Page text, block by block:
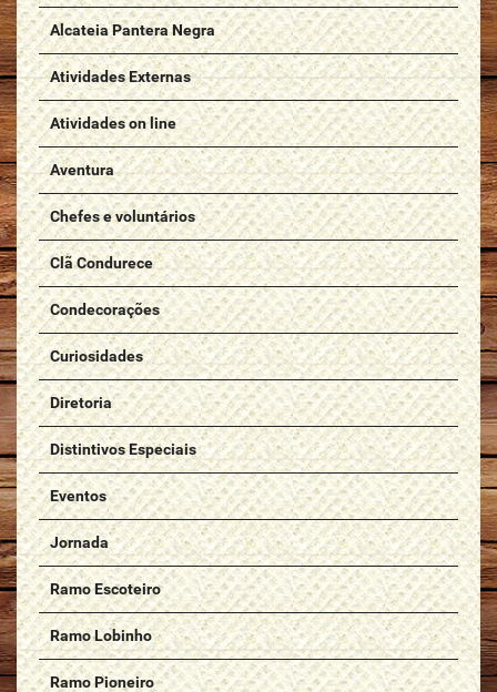
Alcateia Pantera Negra
Atividades Externas
Atividades on line
Aventura
Chefes e voluntários
Clã Condurece
Condecorações
Curiosidades
Diretoria
Distintivos Especiais
Eventos
Jornada
Ramo Escoteiro
Ramo Lobinho
Ramo Pioneiro